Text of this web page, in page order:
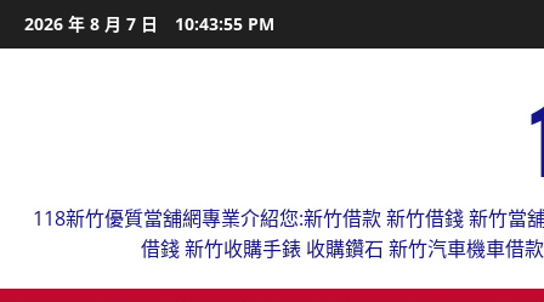
Skip
to
2026 年 8 月 7 日 10:43:55 PM
118新竹優質當舖網專業介紹您:新竹借款 新竹借錢 新竹當
借錢 新竹收購手錶 收購鑽石 新竹汽車機車借